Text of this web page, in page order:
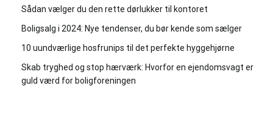
Sådan vælger du den rette dørlukker til kontoret
Boligsalg i 2024: Nye tendenser, du bør kende som sælger
10 uundværlige hosfrunips til det perfekte hyggehjørne
Skab tryghed og stop hærværk: Hvorfor en ejendomsvagt er
guld værd for boligforeningen